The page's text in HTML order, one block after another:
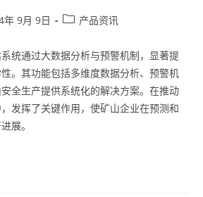
年 9月 9日 产品资讯
统通过大数据分析与预警机制，显著提
。其功能包括多维度数据分析、预警机
全生产提供系统化的解决方案。在推动
发挥了关键作用，使矿山企业在预测和
展。